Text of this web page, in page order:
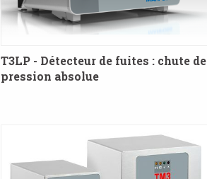
T3LP - Détecteur de fuites : chute de
pression absolue